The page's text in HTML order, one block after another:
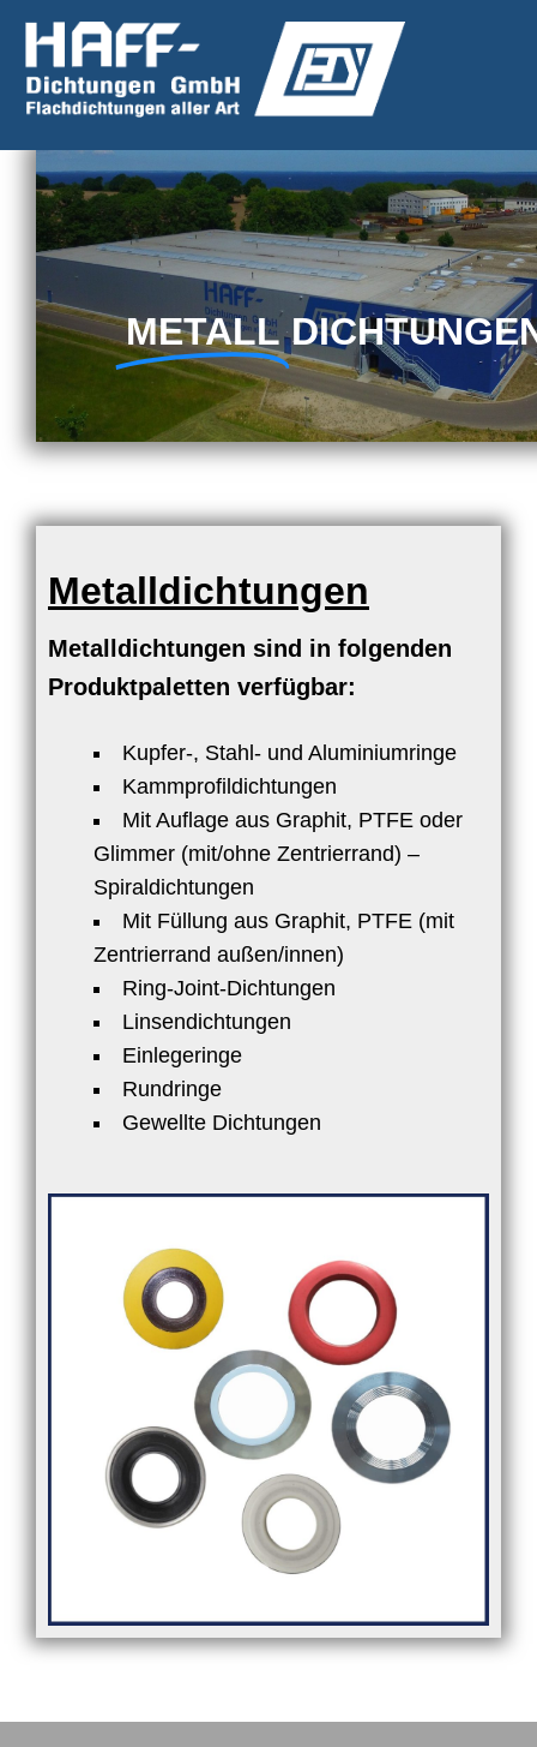
METALL
Metalldichtungen
Metalldichtungen sind in folgenden
Produktpaletten verfügbar:
Kupfer-, Stahl- und Aluminiumringe
Kammprofildichtungen
Mit Auflage aus Graphit, PTFE oder
Glimmer (mit/ohne Zentrierrand) –
Spiraldichtungen
Mit Füllung aus Graphit, PTFE (mit
Zentrierrand außen/innen)
Ring-Joint-Dichtungen
Linsendichtungen
Einlegeringe
Rundringe
Gewellte Dichtungen